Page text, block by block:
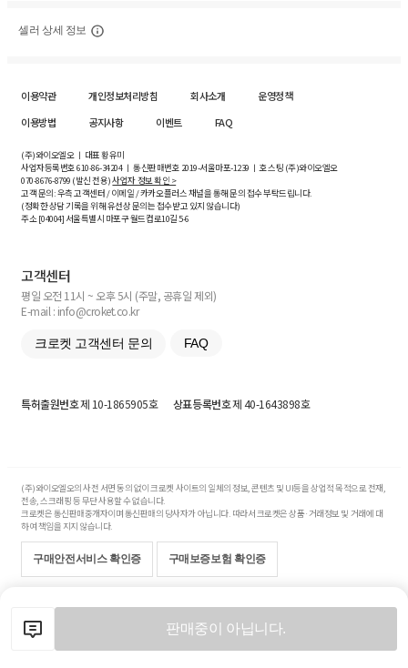
판매중이 아닙니다.
셀러 상세 정보
이용약관 개인정보처리방침 회사소개
운영정책
이용방법
공지사항 이벤트 FAQ
(주)와이오엘오 ㅣ 대표 황유미
사업자등록번호610-86-34204ㅣ 통신판매번호 2019-서울마포-1239 ㅣ 호스팅 (주)와이오엘오
070-8676-8799 (발신 전용)사업자 정보 확인 >
고객 문의: 우측 고객센터 / 이메일 / 카카오플러스 채널을 통해 문의 접수 부탁드립니다.
(정확한 상담 기록을 위해 유선상 문의는 접수받고 있지 않습니다)
주소 [04004] 서울특별시 마포구 월드컵로10길5-6
고객센터
평일 오전 11시 ~ 오후 5시 (주말, 공휴일 제외)
E-mail : info@croket.co.kr
크로켓 고객센터 문의 FAQ
특허출원번호제 10-1865905호 상표등록번호제 40-1643898호
(주)와이오엘오의 사전 서면 동의 없이 크로켓 사이트의 일체의 정보, 콘텐츠 및 UI등을 상업적 목적으로 전재,
전송, 스크래핑 등 무단 사용할 수 없습니다.
크로켓은 통신판매중개자이며 통신판매의 당사자가 아닙니다. 따라서 크로켓은 상품·거래정보 및 거래에 대
하여 책임을 지지 않습니다.
구매안전서비스 확인증 구매보증보험 확인증